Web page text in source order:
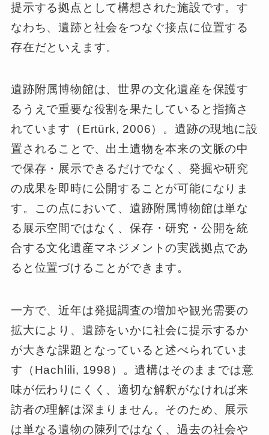
提示する拠点として構想された施設です。す
なわち、遺跡と社会をつなぐ接点に位置する
存在だといえます。
遺跡附属博物館は、世界の文化遺産を保護す
るうえで重要な役割を果たしていると指摘さ
れています（Ertürk, 2006）。遺跡の現地に設
置されることで、出土遺物を本来の文脈の中
で保存・展示できるだけでなく、発掘や研究
の成果を即時に公開することが可能になりま
す。この点において、遺跡附属博物館は単な
る展示空間ではなく、保存・研究・公開を統
合する文化遺産マネジメントの実践拠点であ
ると位置づけることができます。
一方で、近年は発掘調査の増加や観光需要の
拡大により、遺跡をいかに社会に提示するか
が大きな課題となっていると述べられていま
す（Hachlili, 1998）。遺構はそのままでは意
味が伝わりにくく、適切な解釈がなければ来
訪者の理解は深まりません。そのため、展示
は単なる遺物の陳列ではなく、過去の社会や